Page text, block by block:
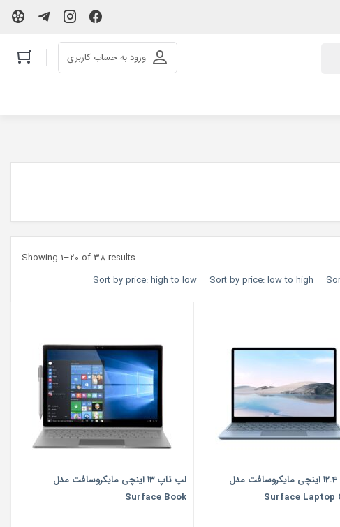
ورود به حساب کاربری
Showing 1–20 of 38 results
Sort by price: low to high
Sort by price: high to low
لپ تاپ 12.4 اینچی مایکروسافت مدل
Surface Laptop
لپ تاپ 13 اینچی مایکروسافت مدل
Surface Book